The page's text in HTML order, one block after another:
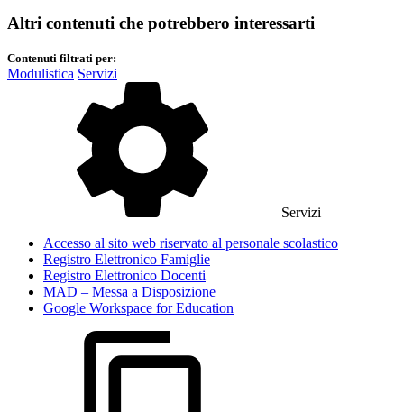
Altri contenuti che potrebbero interessarti
Contenuti filtrati per:
Modulistica Servizi
Servizi
Accesso al sito web riservato al personale scolastico
Registro Elettronico Famiglie
Registro Elettronico Docenti
MAD – Messa a Disposizione
Google Workspace for Education